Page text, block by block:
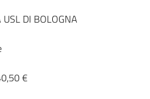
DI BOLOGNA
€